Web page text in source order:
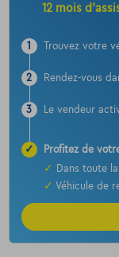
12 mois
1 Trouvez votre
2 Rendez-vous
3 Le vendeur
✓
Profitez de
✓
Dans toute
✓ Véhicule de